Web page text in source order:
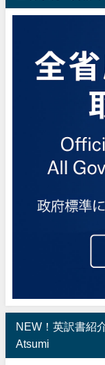
NEW！英訳書紹
Atsumi